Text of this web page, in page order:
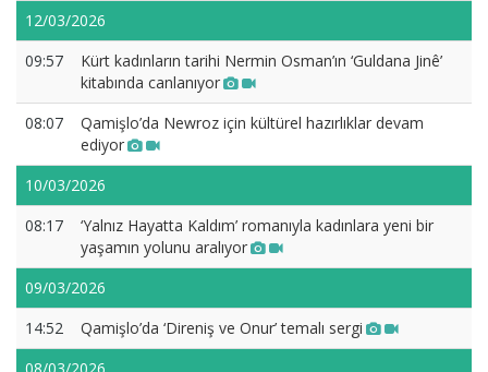
12/03/2026
09:57
Kürt kadınların tarihi Nermin Osman’ın ‘Guldana Jinê’
kitabında canlanıyor
08:07
Qamişlo’da Newroz için kültürel hazırlıklar devam
ediyor
10/03/2026
08:17
‘Yalnız Hayatta Kaldım’ romanıyla kadınlara yeni bir
yaşamın yolunu aralıyor
09/03/2026
14:52
Qamişlo’da ‘Direniş ve Onur’ temalı sergi